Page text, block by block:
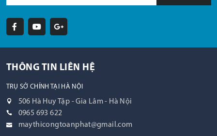
THÔNG TIN LIÊN HỆ
TRỤ SỞ CHÍNH TẠI HÀ NỘI
506 Hà Huy Tập - Gia Lâm - Hà Nội
0965 693 622
maythicongtoanphat@gmail.com